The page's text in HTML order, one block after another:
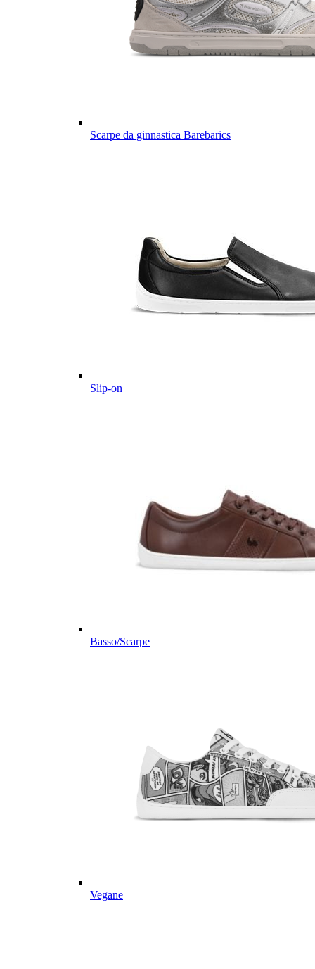
Scarpe da ginnastica Barebarics
Slip-on
Basso/Scarpe
Vegane